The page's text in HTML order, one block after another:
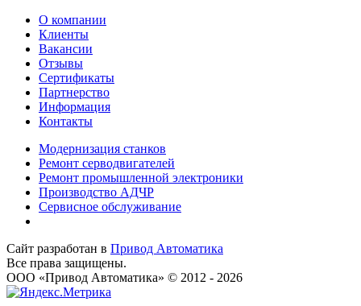
О компании
Клиенты
Вакансии
Отзывы
Сертификаты
Партнерство
Информация
Контакты
Модернизация станков
Ремонт серводвигателей
Ремонт промышленной электроники
Производство АДЧР
Сервисное обслуживание
Сайт разработан в Привод Автоматика
Все права защищены.
ООО «Привод Автоматика» © 2012 - 2026